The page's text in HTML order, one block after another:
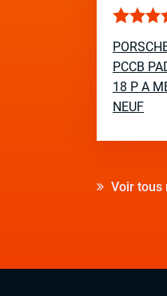
PCCB
18 P A
NEUF
Voir tous